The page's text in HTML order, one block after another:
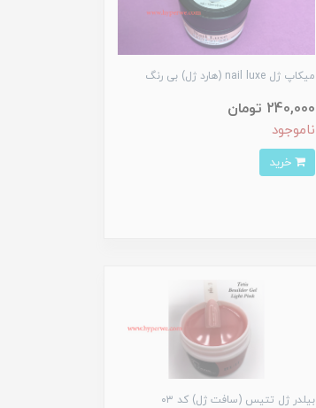
میکاپ ژل nail luxe (هارد ژل) بی رنگ
240,000 تومان
ناموجود
خرید
بیلدر ژل تتیس (سافت ژل) کد ۰۳